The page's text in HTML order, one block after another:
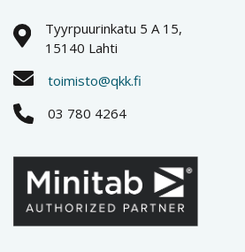
Tyyrpuurinkatu 5 A 15,
15140 Lahti
toimisto@qkk.fi
03 780 4264